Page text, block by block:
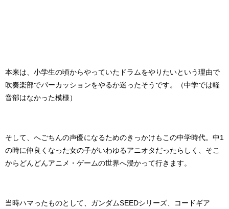
本来は、小学生の頃からやっていたドラムをやりたいという理由で
吹奏楽部でパーカッションをやるか迷ったそうです。（中学では軽
音部はなかった模様）
そして、へごちんの声優になるためのきっかけもこの中学時代。中1
の時に仲良くなった女の子がいわゆるアニオタだったらしく、そこ
からどんどんアニメ・ゲームの世界へ浸かって行きます。
当時ハマったものとして、ガンダムSEEDシリーズ、コードギア